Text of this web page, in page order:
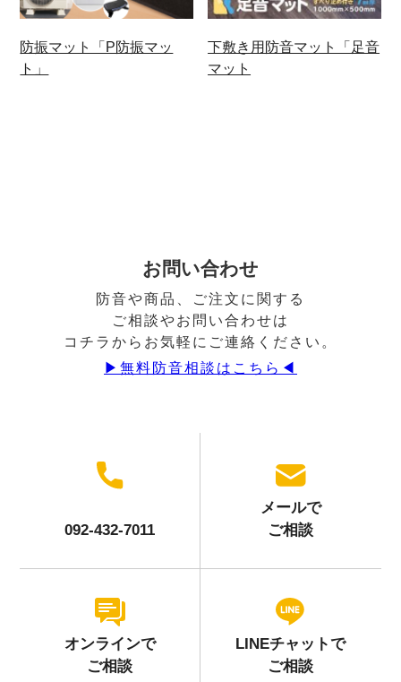
防振マット「P防振マッ
ト」
下敷き用防音マット「足音
マット
お問い合わせ
防音や商品、ご注文に関する
ご相談やお問い合わせは
コチラからお気軽にご連絡ください。
▶︎無料防音相談はこちら◀︎
092-432-7011
メールで
ご相談
オンラインで
ご相談
LINEチャットで
ご相談